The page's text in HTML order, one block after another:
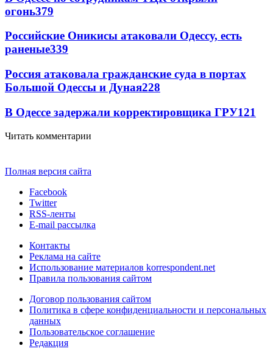
огонь379
Российские Оникисы атаковали Одессу, есть
раненые339
Россия атаковала гражданские суда в портах
Большой Одессы и Дуная228
В Одессе задержали корректировщика ГРУ121
Читать комментарии
Полная версия сайта
Facebook
Twitter
RSS-ленты
E-mail рассылка
Контакты
Реклама на сайте
Использование материалов korrespondent.net
Правила пользования сайтом
Договор пользования сайтом
Политика в сфере конфиденциальности и персональных
данных
Пользовательское соглашение
Редакция